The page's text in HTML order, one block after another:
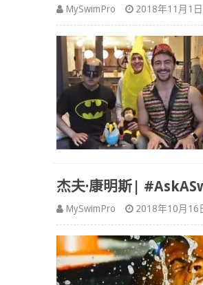
MySwimPro 2018年11月1日
杰夫·康明斯|
MySwimPro 2018年10月16